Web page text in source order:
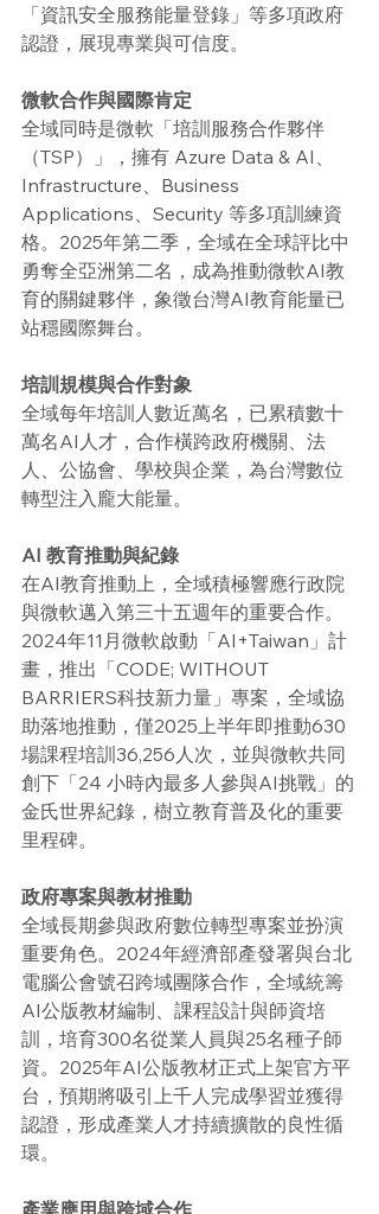
「資訊安全服務能量登錄」等多項政府
認證，展現專業與可信度。
微軟合作與國際肯定
全域同時是微軟「培訓服務合作夥伴
（TSP）」，擁有 Azure Data & AI、
Infrastructure、Business
Applications、Security 等多項訓練資
格。2025年第二季，全域在全球評比中
勇奪全亞洲第二名，成為推動微軟AI教
育的關鍵夥伴，象徵台灣AI教育能量已
站穩國際舞台。
培訓規模與合作對象
全域每年培訓人數近萬名，已累積數十
萬名AI人才，合作橫跨政府機關、法
人、公協會、學校與企業，為台灣數位
轉型注入龐大能量。
AI 教育推動與紀錄
在AI教育推動上，全域積極響應行政院
與微軟邁入第三十五週年的重要合作。
2024年11月微軟啟動「AI+Taiwan」計
畫，推出「CODE; WITHOUT
BARRIERS科技新力量」專案，全域協
助落地推動，僅2025上半年即推動630
場課程培訓36,256人次，並與微軟共同
創下「24 小時內最多人參與AI挑戰」的
金氏世界紀錄，樹立教育普及化的重要
里程碑。
政府專案與教材推動
全域長期參與政府數位轉型專案並扮演
重要角色。2024年經濟部產發署與台北
電腦公會號召跨域團隊合作，全域統籌
AI公版教材編制、課程設計與師資培
訓，培育300名從業人員與25名種子師
資。2025年AI公版教材正式上架官方平
台，預期將吸引上千人完成學習並獲得
認證，形成產業人才持續擴散的良性循
環。
產業應用與跨域合作